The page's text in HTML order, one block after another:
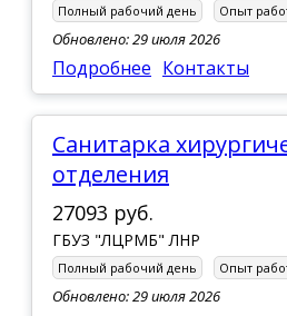
Полный рабочий день Опыт
Обновлено: 29 июля 2026
Подробнее Контакты
Санитарка хирургического
отделения
27093 руб.
ГБУЗ "ЛЦРМБ" ЛНР
Полный рабочий день Опыт
Обновлено: 29 июля 2026